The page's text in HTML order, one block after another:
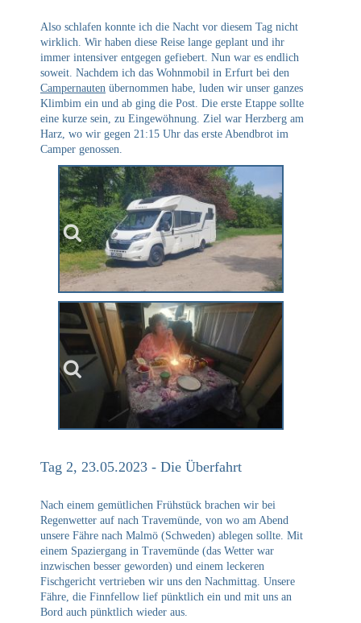
Also schlafen konnte ich die Nacht vor diesem Tag nicht
wirklich. Wir haben diese Reise lange geplant und ihr
immer intensiver entgegen gefiebert. Nun war es endlich
soweit. Nachdem ich das Wohnmobil in Erfurt bei den
Campernauten übernommen habe, luden wir unser ganzes
Klimbim ein und ab ging die Post. Die erste Etappe sollte
eine kurze sein, zu Eingewöhnung. Ziel war Herzberg am
Harz, wo wir gegen 21:15 Uhr das erste Abendbrot im
Camper genossen.
Tag 2, 23.05.2023 - Die Überfahrt
Nach einem gemütlichen Frühstück brachen wir bei
Regenwetter auf nach Travemünde, von wo am Abend
unsere Fähre nach Malmö (Schweden) ablegen sollte. Mit
einem Spaziergang in Travemünde (das Wetter war
inzwischen besser geworden) und einem leckeren
Fischgericht vertrieben wir uns den Nachmittag. Unsere
Fähre, die Finnfellow lief pünktlich ein und mit uns an
Bord auch pünktlich wieder aus.